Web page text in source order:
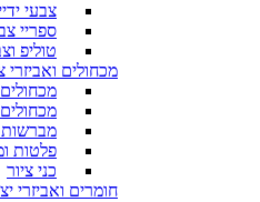
צבעי
ספריי
טוליפ
מכחולים ואביזרי
מברשות
פלטות
כני ציור
חומרים ואביזרי